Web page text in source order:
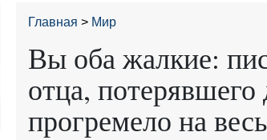
Главная Мир
Вы оба жалкие:
отца,
прогремело на